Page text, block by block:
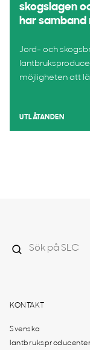
skogslagen
har samband
Jord- och
möjligheten att
UTLÅTANDEN
KONTAKT
Svenska